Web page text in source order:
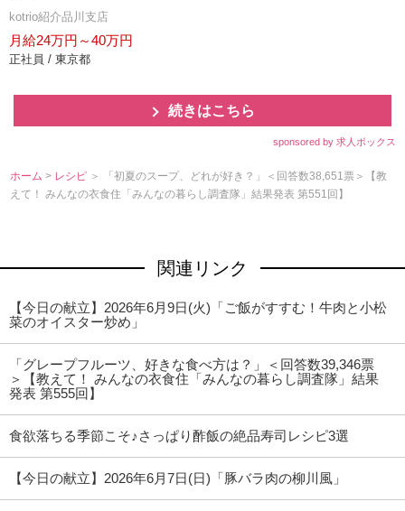
kotrio紹介品川支店
月給24万円～40万円
正社員 / 東京都
続きはこちら
sponsored by 求人ボックス
ホーム > レシピ ＞ 「初夏のスープ、どれが好き？」＜回答数38,651票＞【教
えて！ みんなの衣食住「みんなの暮らし調査隊」結果発表 第551回】
関連リンク
【今日の献立】2026年6月9日(火)「ご飯がすすむ！牛肉と小松
菜のオイスター炒め」
「グレープフルーツ、好きな食べ方は？」＜回答数39,346票
＞【教えて！ みんなの衣食住「みんなの暮らし調査隊」結果
発表 第555回】
食欲落ちる季節こそ♪さっぱり酢飯の絶品寿司レシピ3選
【今日の献立】2026年6月7日(日)「豚バラ肉の柳川風」